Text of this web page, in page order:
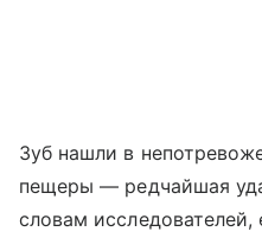
Зуб нашли в
пещеры — редчайшая
словам